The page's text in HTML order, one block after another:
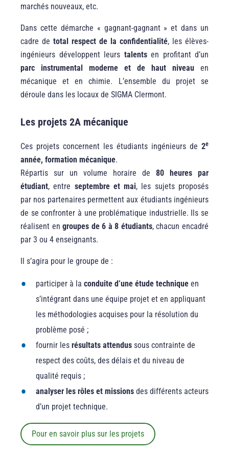
marchés nouveaux, etc.
Dans cette démarche « gagnant-gagnant » et dans un
cadre de total respect de la confidentialité, les élèves-
ingénieurs développent leurs talents en profitant d’un
parc instrumental moderne et de haut niveau en
mécanique et en chimie. L’ensemble du projet se
déroule dans les locaux de SIGMA Clermont.
Les projets 2A mécanique
Ces projets concernent les étudiants ingénieurs de 2e
année, formation mécanique.
Répartis sur un volume horaire de 80 heures par
étudiant, entre septembre et mai, les sujets proposés
par nos partenaires permettent aux étudiants ingénieurs
de se confronter à une problématique industrielle. Ils se
réalisent engroupes de 6 à 8 étudiants, chacun encadré
par 3 ou 4 enseignants.
Il s’agira pour le groupe de :
participer à la conduite d’une étude technique en
s’intégrant dans une équipe projet et en appliquant
les méthodologies acquises pour la résolution du
problème posé ;
fournir les résultats attendus sous contrainte de
respect des coûts, des délais et du niveau de
qualité requis ;
analyser les rôles et missions des différents acteurs
d’un projet technique.
Pour en savoir plus sur les projets